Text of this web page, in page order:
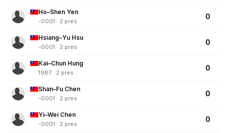
Ho–Shen Yen
-0001 · 2 pres
0
Hsiang–Yu Hsu
-0001 · 2 pres
0
Kai–Chun Hung
1987 · 2 pres
0
Shan–Fu Chen
-0001 · 2 pres
0
Yi–Wei Chen
-0001 · 2 pres
0